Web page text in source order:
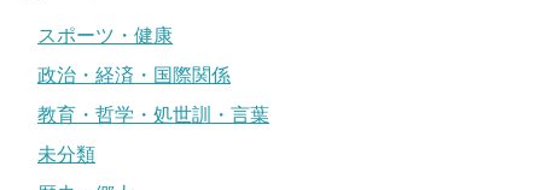
スポーツ・健康
政治・経済・国際関係
教育・哲学・処世訓・言葉
未分類